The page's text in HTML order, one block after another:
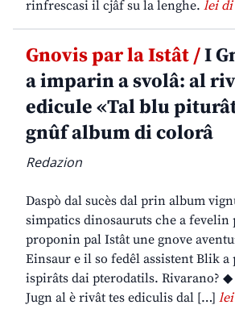
rinfrescasi il cjâf su la lenghe. lei di
Gnovis par la Istât /I
a imparin a svolâ: al
edicule «Tal blu
gnûf album di colorâ
Redazion
Daspò dal sucès dal prin album
simpatics dinosauruts che a fevelin
proponin pal Istât une gnove
Einsaur e il so fedêl assistent Blik
ispirâts dai pterodatils. Rivarano?
Jugn al è rivât tes ediculis dal […]